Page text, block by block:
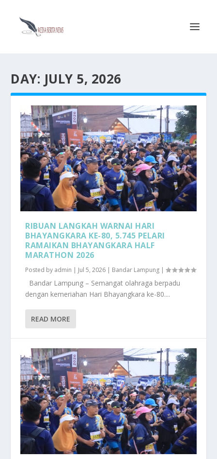
DAY: JULY 5, 2026
RIBUAN LANGKAH WARNAI HARI
BHAYANGKARA KE-80, 5.745 PELARI
RAMAIKAN BHAYANGKARA HALF
MARATHON 2026
Posted by admin | Jul 5, 2026 | Bandar Lampung |
Bandar Lampung – Semangat olahraga berpadu
dengan kemeriahan Hari Bhayangkara ke-80....
READ MORE